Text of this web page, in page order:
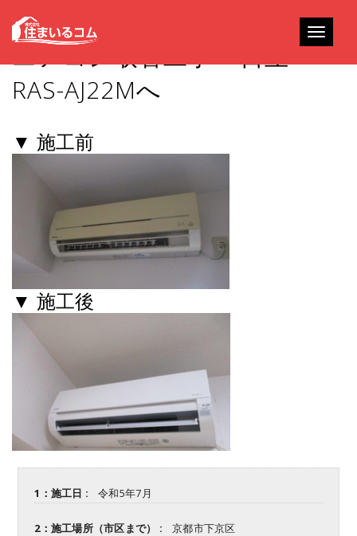
Toggle
エアコン取替工事 – 日立
RAS-AJ22Mへ
▼ 施工前
▼ 施工後
1：施工日 : 令和5年7月
2：施工場所（市区まで） : 京都市下京区